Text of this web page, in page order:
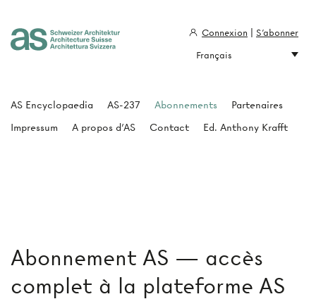
Abonnement AS — accès
complet à la plateforme AS
AS Encyclopaedia AS-237 Abonnements
Partenaires
Impressum
A propos d'AS Contact Ed. Anthony Krafft
Connexion
S'abonner
Français